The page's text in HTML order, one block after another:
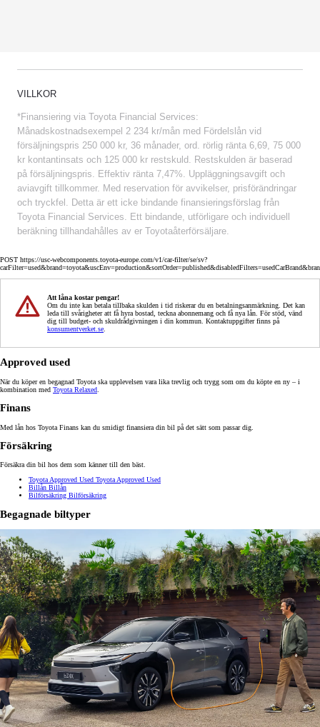
VILLKOR
*Finansiering via Toyota Financial Services:
Månadskostnadsexempel 2 234 kr/mån med Fördelslån vid
försäljningspris 250 000 kr, 36 månader, ord. rörlig ränta 6,69, 75 000
kr kontantinsats och 125 000 kr restskuld. Restskulden är baserad
på försäljningspris. Effektiv ränta 7,47%. Uppläggningsavgift och
aviavgift tillkommer. Med reservation för avvikelser, prisförändringar
och tryckfel. Detta är ett icke bindande finansieringsförslag från
Toyota Financial Services. Ett bindande, utförligare och individuell
beräkning tillhandahålles av er Toyotaåterförsäljare.
POST https://usc-webcomponents.toyota-europe.com/v1/car-filter/se/sv?
Att låna kostar pengar!
Om du inte kan betala tillbaka skulden i tid riskerar du en betalningsanmärkning. Det kan
leda till svårigheter att få hyra bostad, teckna abonnemang och få nya lån. För stöd, vänd
dig till budget- och skuldrådgivningen i din kommun. Kontaktuppgifter finns på
konsumentverket.se
Approved used
När du köper en begagnad Toyota ska upplevelsen vara lika trevlig och trygg som om du köpte en ny – i
kombination med Toyota Relaxed
Finans
Med lån hos Toyota Finans kan du smidigt finansiera din bil på det sätt som passar dig.
Försäkring
Försäkra din bil hos dem som känner till den bäst.
Toyota Approved Used Toyota Approved Used
Billån Billån
Bilförsäkring Bilförsäkring
Begagnade biltyper